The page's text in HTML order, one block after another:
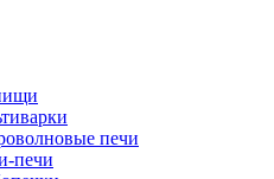
печи
печи